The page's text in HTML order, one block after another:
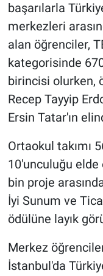
başarılarla
merkezleri
alan öğrenciler,
kategorisinde
birincisi olurken,
Recep Tayyip
Ersin Tatar'ın
Ortaokul takımı
10'unculuğu elde
bin proje
İyi Sunum ve
ödülüne layık
Merkez
İstanbul'da